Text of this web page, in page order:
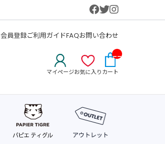
会員登録ご利用ガイドFAQお問い合わせ
マイページお気に入りカート
__
M_
T_